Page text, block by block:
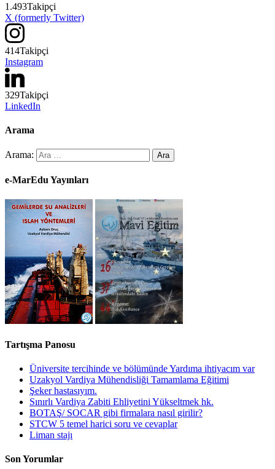
1.493Takipçi
X (formerly Twitter)
414Takipçi
Instagram
329Takipçi
LinkedIn
Arama
Arama:
e-MarEdu Yayınları
Tartışma Panosu
Üniversite tercihinde ve bölümünde Yardıma ihtiyacım var
Uzakyol Vardiya Mühendisliği Tamamlama Eğitimi
Şeker hastasıyım.
Sınırlı Vardiya Zabiti Ehliyetini Yükseltmek hk.
BOTAŞ/ SOCAR gibi firmalara nasıl girilir?
STCW 5 temel harici soru ve cevaplar
Liman stajı
Son Yorumlar